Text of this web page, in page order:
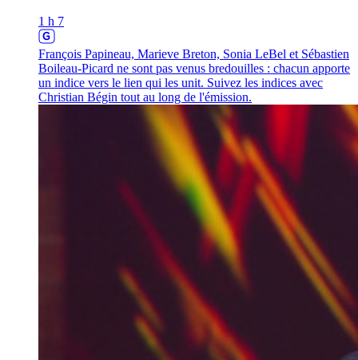
1 h 7
François Papineau, Marieve Breton, Sonia LeBel et Sébastien
Boileau-Picard ne sont pas venus bredouilles : chacun apporte
un indice vers le lien qui les unit. Suivez les indices avec
Christian Bégin tout au long de l'émission.